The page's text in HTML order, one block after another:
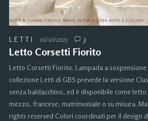
LETTI 01/10/2015 3
Letto Corsetti Fiorito
Letto Corsetti Fiorito. Lampada a
collezione Letti di GBS prevede la versione
senza baldacchino, ed è disponibile come
mezzo, francese, matrimoniale o su misura.
rights reserved Colori coordinati per il design